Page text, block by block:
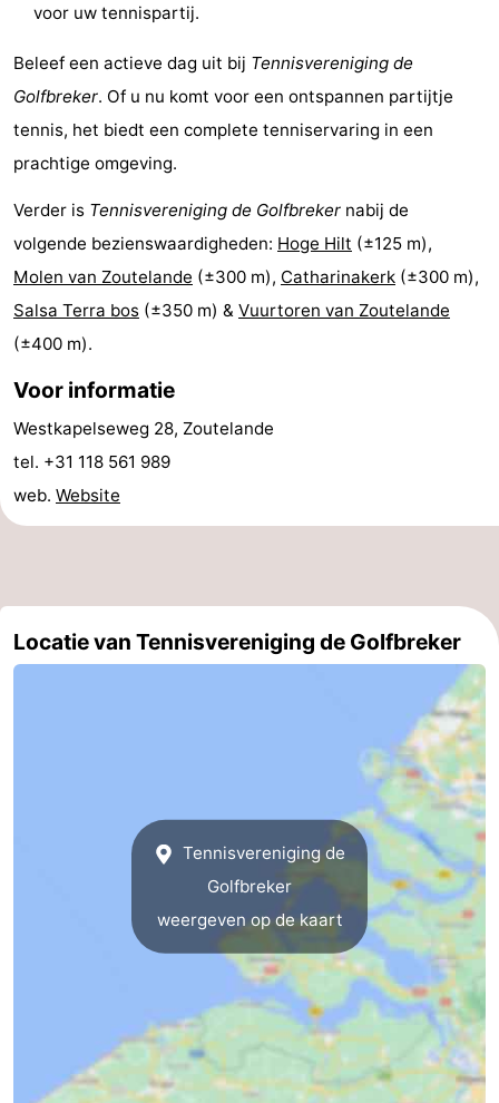
Bowlen
Wellness
centra
Dorpen
Steden
Rondleidingen
Sporten
-
Zwembaden
-
Fietsen
-
Wandelen
-
en
Evenementen
Reisboekenwinkel
adressen
Regio
voor uw tennispartij.
Beleef een actieve dag uit bij Tennisvereniging de
Golfbreker. Of u nu komt voor een ontspannen partijtje
tennis, het biedt een complete tenniservaring in een
prachtige omgeving.
Verder is Tennisvereniging de Golfbreker nabij de
volgende bezienswaardigheden: Hoge Hilt (±125 m),
Molen van Zoutelande (±300 m), Catharinakerk (±300 m),
Salsa Terra bos (±350 m) & Vuurtoren van Zoutelande
(±400 m).
Voor informatie
Westkapelseweg 28, Zoutelande
tel. +31 118 561 989
web. Website
Locatie van Tennisvereniging de Golfbreker
Tennisvereniging de
Golfbreker
weergeven op de kaart